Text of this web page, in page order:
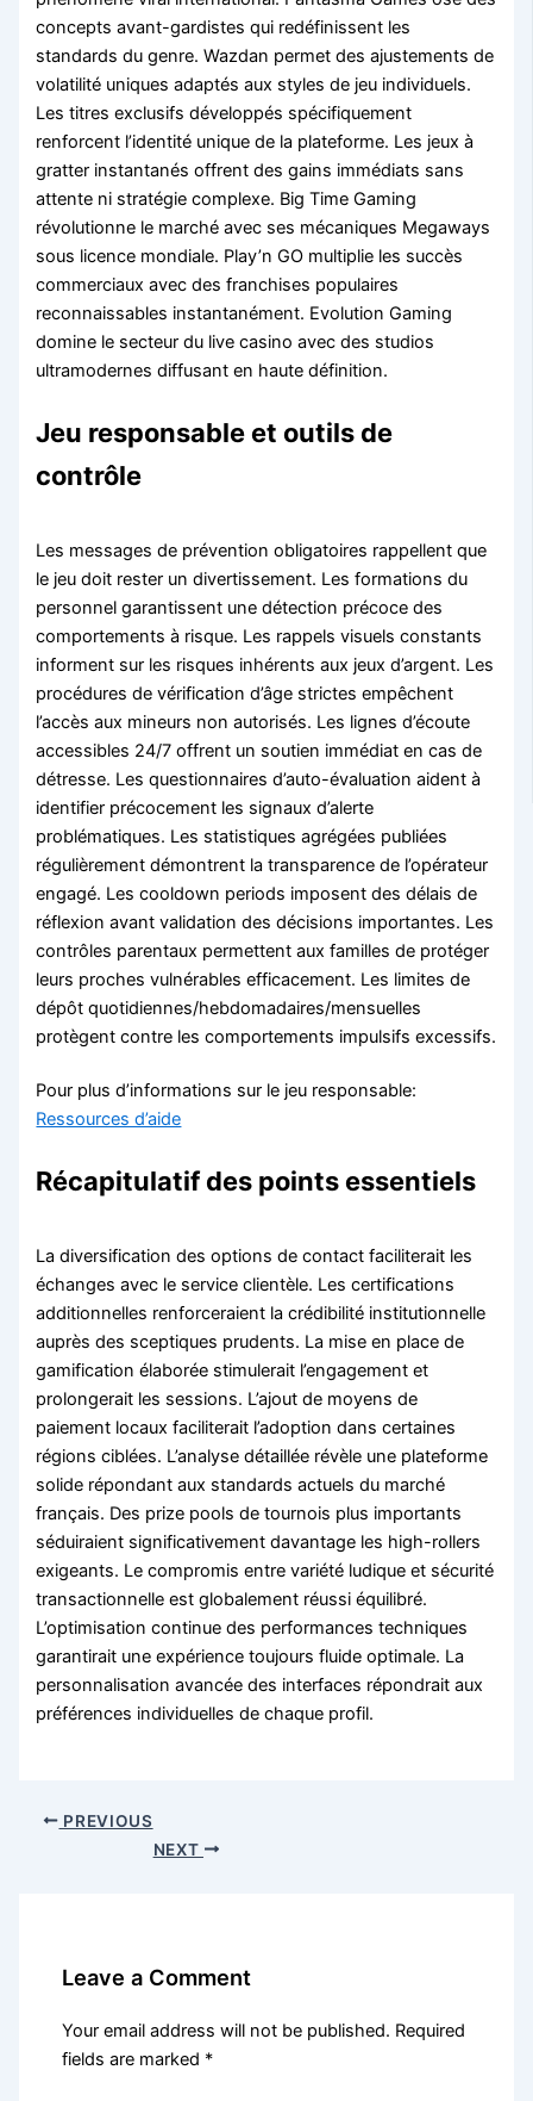
concepts avant-gardistes qui redéfinissent les
standards du genre. Wazdan permet des ajustements de
volatilité uniques adaptés aux styles de jeu individuels.
Les titres exclusifs développés spécifiquement
renforcent l’identité unique de la plateforme. Les jeux à
gratter instantanés offrent des gains immédiats sans
attente ni stratégie complexe. Big Time Gaming
révolutionne le marché avec ses mécaniques Megaways
sous licence mondiale. Play’n GO multiplie les succès
commerciaux avec des franchises populaires
reconnaissables instantanément. Evolution Gaming
domine le secteur du live casino avec des studios
ultramodernes diffusant en haute définition.
Jeu responsable et outils de
contrôle
Les messages de prévention obligatoires rappellent que
le jeu doit rester un divertissement. Les formations du
personnel garantissent une détection précoce des
comportements à risque. Les rappels visuels constants
informent sur les risques inhérents aux jeux d’argent. Les
procédures de vérification d’âge strictes empêchent
l’accès aux mineurs non autorisés. Les lignes d’écoute
accessibles 24/7 offrent un soutien immédiat en cas de
détresse. Les questionnaires d’auto-évaluation aident à
identifier précocement les signaux d’alerte
problématiques. Les statistiques agrégées publiées
régulièrement démontrent la transparence de l’opérateur
engagé. Les cooldown periods imposent des délais de
réflexion avant validation des décisions importantes. Les
contrôles parentaux permettent aux familles de protéger
leurs proches vulnérables efficacement. Les limites de
dépôt quotidiennes/hebdomadaires/mensuelles
protègent contre les comportements impulsifs excessifs.
Pour plus d’informations sur le jeu responsable:
Ressources d’aide
Récapitulatif des points essentiels
La diversification des options de contact faciliterait les
échanges avec le service clientèle. Les certifications
additionnelles renforceraient la crédibilité institutionnelle
auprès des sceptiques prudents. La mise en place de
gamification élaborée stimulerait l’engagement et
prolongerait les sessions. L’ajout de moyens de
paiement locaux faciliterait l’adoption dans certaines
régions ciblées. L’analyse détaillée révèle une plateforme
solide répondant aux standards actuels du marché
français. Des prize pools de tournois plus importants
séduiraient significativement davantage les high-rollers
exigeants. Le compromis entre variété ludique et sécurité
transactionnelle est globalement réussi équilibré.
L’optimisation continue des performances techniques
garantirait une expérience toujours fluide optimale. La
personnalisation avancée des interfaces répondrait aux
préférences individuelles de chaque profil.
PREVIOUS
NEXT
Leave a Comment
Your email address will not be published. Required
fields are marked *